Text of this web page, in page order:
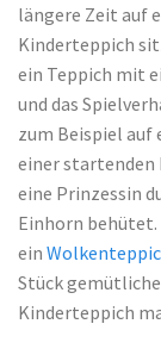
längere Zeit auf
Kinderteppich
ein Teppich mit
und das
zum Beispiel
einer startenden
eine Prinzessin
Einhorn behütet.
ein
Stück
Kinderteppich